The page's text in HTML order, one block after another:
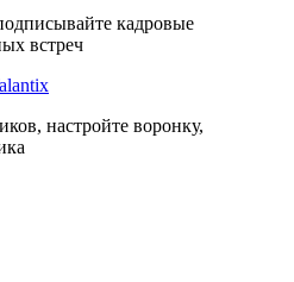
кадровые
встреч
настройте воронку,